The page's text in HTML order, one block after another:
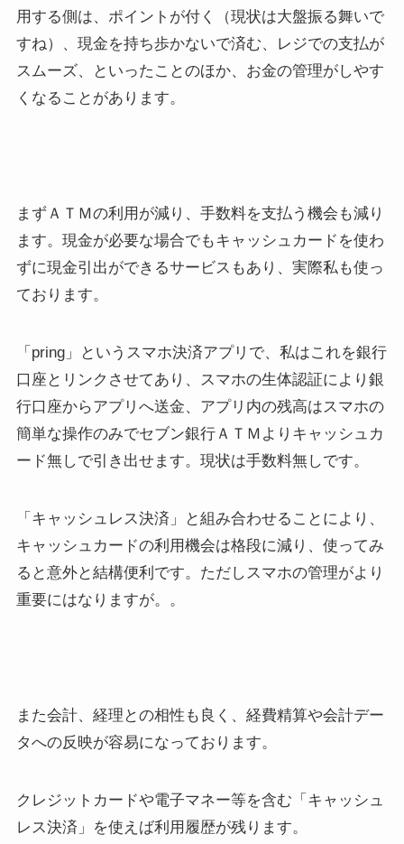
用する側は、ポイントが付く（現状は大盤振る舞いで
すね）、現金を持ち歩かないで済む、レジでの支払が
スムーズ、といったことのほか、お金の管理がしやす
くなることがあります。
まずＡＴＭの利用が減り、手数料を支払う機会も減り
ます。現金が必要な場合でもキャッシュカードを使わ
ずに現金引出ができるサービスもあり、実際私も使っ
ております。
「pring」というスマホ決済アプリで、私はこれを銀行
口座とリンクさせてあり、スマホの生体認証により銀
行口座からアプリへ送金、アプリ内の残高はスマホの
簡単な操作のみでセブン銀行ＡＴＭよりキャッシュカ
ード無しで引き出せます。現状は手数料無しです。
「キャッシュレス決済」と組み合わせることにより、
キャッシュカードの利用機会は格段に減り、使ってみ
ると意外と結構便利です。ただしスマホの管理がより
重要にはなりますが。。
また会計、経理との相性も良く、経費精算や会計デー
タへの反映が容易になっております。
クレジットカードや電子マネー等を含む「キャッシュ
レス決済」を使えば利用履歴が残ります。